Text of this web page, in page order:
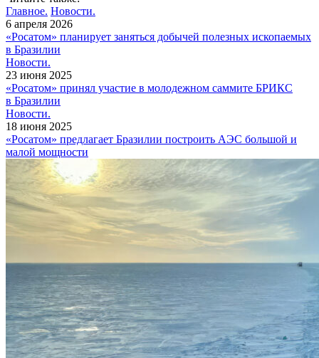
Главное. Новости.
6 апреля 2026
«Росатом» планирует заняться добычей полезных ископаемых
в Бразилии
Новости.
23 июня 2025
«Росатом» принял участие в молодежном саммите БРИКС
в Бразилии
Новости.
18 июня 2025
«Росатом» предлагает Бразилии построить АЭС большой и
малой мощности